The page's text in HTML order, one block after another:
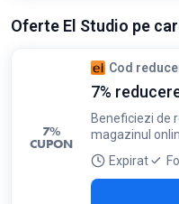
este mult mai avantajoasă
Oferte El Studio pe
7%
CUPON
Cod
7%
Beneficiezi de
magazinul
Expirat